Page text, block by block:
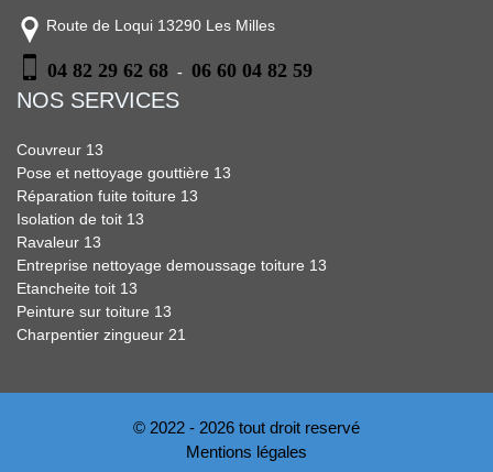
Route de Loqui 13290 Les Milles
04 82 29 62 68 - 06 60 04 82 59
NOS SERVICES
Couvreur 13
Pose et nettoyage gouttière 13
Réparation fuite toiture 13
Isolation de toit 13
Ravaleur 13
Entreprise nettoyage demoussage toiture 13
Etancheite toit 13
Peinture sur toiture 13
Charpentier zingueur 21
© 2022 - 2026 tout droit reservé
Mentions légales